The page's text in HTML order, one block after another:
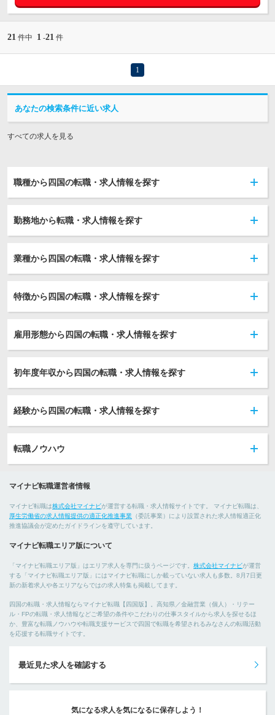
21 件中 1 -21 件
1
あなたの検索条件に近い求人
すべての求人を見る
職種から四国の転職・求人情報を探す
勤務地から転職・求人情報を探す
業種から四国の転職・求人情報を探す
特徴から四国の転職・求人情報を探す
雇用形態から四国の転職・求人情報を探す
初年度年収から四国の転職・求人情報を探す
経験から四国の転職・求人情報を探す
転職ノウハウ
マイナビ転職運営者情報
マイナビ転職は株式会社マイナビが運営する転職・求人情報サイトです。 マイナビ転職は、
厚生労働省の求人情報提供の適正化推進事業 （委託事業）により設置された求人情報適正化
推進協議会が定めたガイドラインを遵守しています。
マイナビ転職エリア版について
「マイナビ転職エリア版」はエリア求人を専門に扱うページです。 株式会社マイナビが運営
する「マイナビ転職エリア版」にはマイナビ転職にしか載っていない求人も多数。8月7日更
新の新着求人や各エリアならではの求人特集も掲載してます。
四国の転職・求人情報ならマイナビ転職【四国版】。高知県／金融営業（個人）・リテー
ル・FPの転職・求人情報などご希望の条件やこだわりの仕事スタイルから求人を探せるほ
か、豊富な転職ノウハウや転職支援サービスで四国で転職を希望されるみなさんの転職活動
を応援する転職サイトです。
最近見た求人を確認する
気になる求人を気になるに保存しよう！